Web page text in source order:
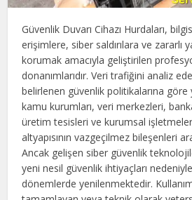
Güvenlik Duvarı Cihazı Hurdaları,
erişimlere, siber saldırılara ve zararlı
korumak amacıyla geliştirilen
donanımlarıdır. Veri trafiğini analiz
belirlenen güvenlik politikalarına
kamu kurumları, veri merkezleri,
üretim tesisleri ve kurumsal
altyapısının vazgeçilmez bileşenleri
Ancak gelişen siber güvenlik
yeni nesil güvenlik ihtiyaçları
dönemlerde yenilenmektedir.